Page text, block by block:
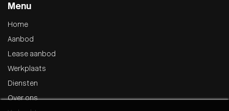
Menu
Home
Aanbod
Lease aanbod
Werkplaats
Diensten
Over ons